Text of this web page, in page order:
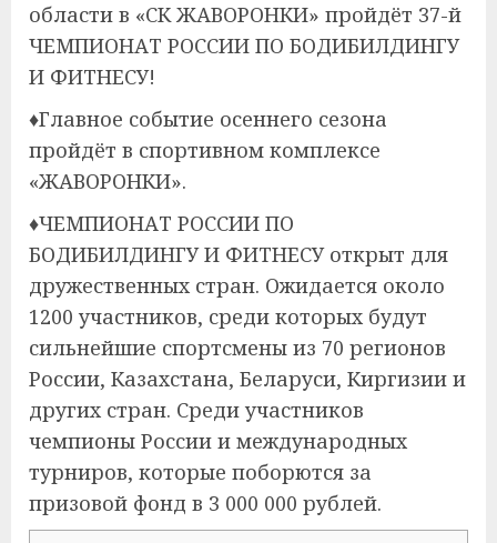
области в «СК ЖАВОРОНКИ» пройдёт 37-й
ЧЕМПИОНАТ РОССИИ ПО БОДИБИЛДИНГУ
И ФИТНЕСУ!
♦️Главное событие осеннего сезона
пройдёт в спортивном комплексе
«ЖАВОРОНКИ».
♦️ЧЕМПИОНАТ РОССИИ ПО
БОДИБИЛДИНГУ И ФИТНЕСУ открыт для
дружественных стран. Ожидается около
1200 участников, среди которых будут
сильнейшие спортсмены из 70 регионов
России, Казахстана, Беларуси, Киргизии и
других стран. Среди участников
чемпионы России и международных
турниров, которые поборются за
призовой фонд в 3 000 000 рублей.